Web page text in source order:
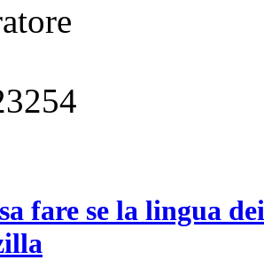
fare se la lingua